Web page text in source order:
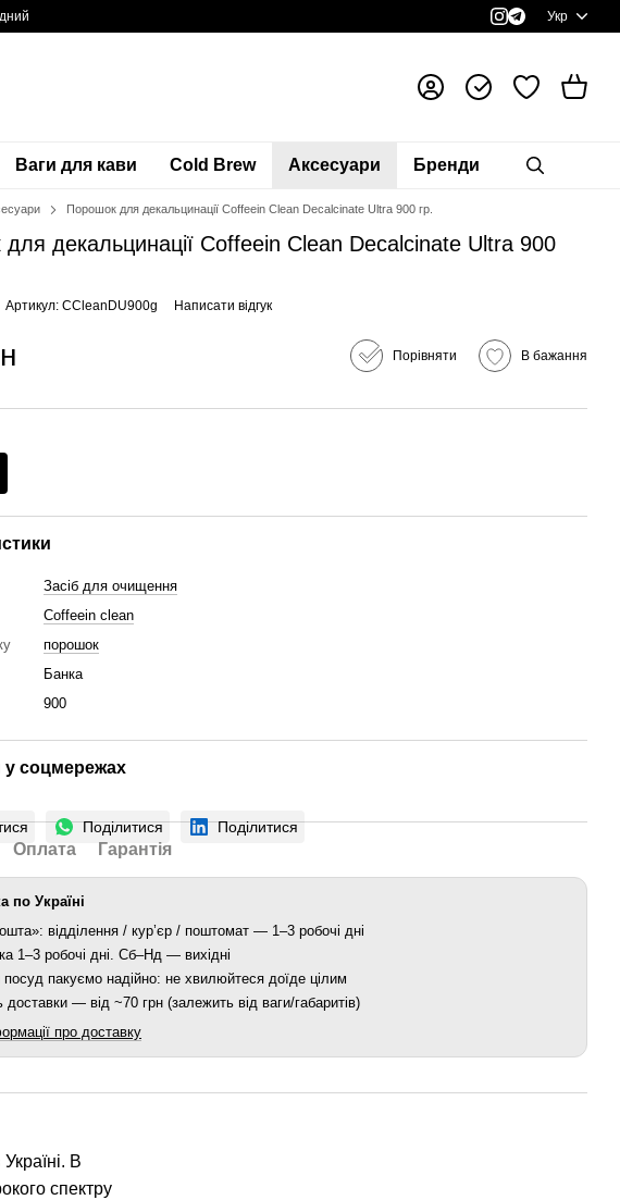
Укр
Ваги для кави Cold Brew Аксесуари Бренди
Порошок для декальцинації Coffeein Clean Decalcinate Ultra 900 гр.
декальцинації Coffeein Clean Decalcinate Ultra 900
Артикул: CCleanDU900g Написати відгук
Порівняти В бажання
Засіб для очищення
Сoffeein clean
порошок
Банка
900
соцмережах
Поділитися Поділитися
Оплата Гарантія
по Україні
відділення / кур’єр / поштомат — 1–3 робочі дні
1–3 робочі дні. Сб–Нд — вихідні
посуд пакуємо надійно: не хвилюйтеся доїде цілим
доставки — від ~70 грн (залежить від ваги/габаритів)
про доставку
В
спектру